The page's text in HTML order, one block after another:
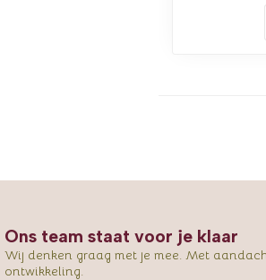
Ons team staat voor je klaar
Wij denken graag met je mee. Met
ontwikkeling.